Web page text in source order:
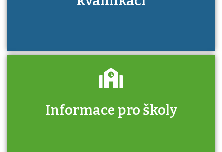
Informace pro školy
Zjistěte, jak se přihlásit ke zkoušce a kde